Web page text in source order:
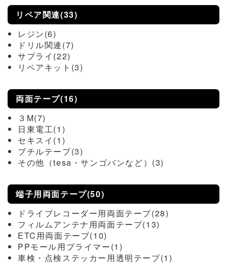
リペア関連(33)
レジン(6)
ドリル関連(7)
サプライ(22)
リペアキット(3)
両面テープ(16)
３M(7)
日東電工(1)
セキスイ(1)
ブチルテープ(3)
その他（tesa・サンゴバンなど）(3)
端子用両面テープ(50)
ドライブレコーダー用両面テープ(28)
フィルムアンテナ用両面テープ(13)
ETC用両面テープ(10)
PPモール用プライマー(1)
車検・点検ステッカー用透明テープ(1)